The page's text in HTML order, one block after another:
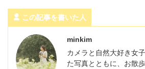
この記事を書いた人
minkim
カメラと自然大好き女
た写真とともに、お散